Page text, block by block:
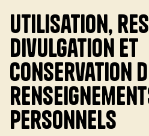
Utilisation,
divulgation et
conservation
personnels